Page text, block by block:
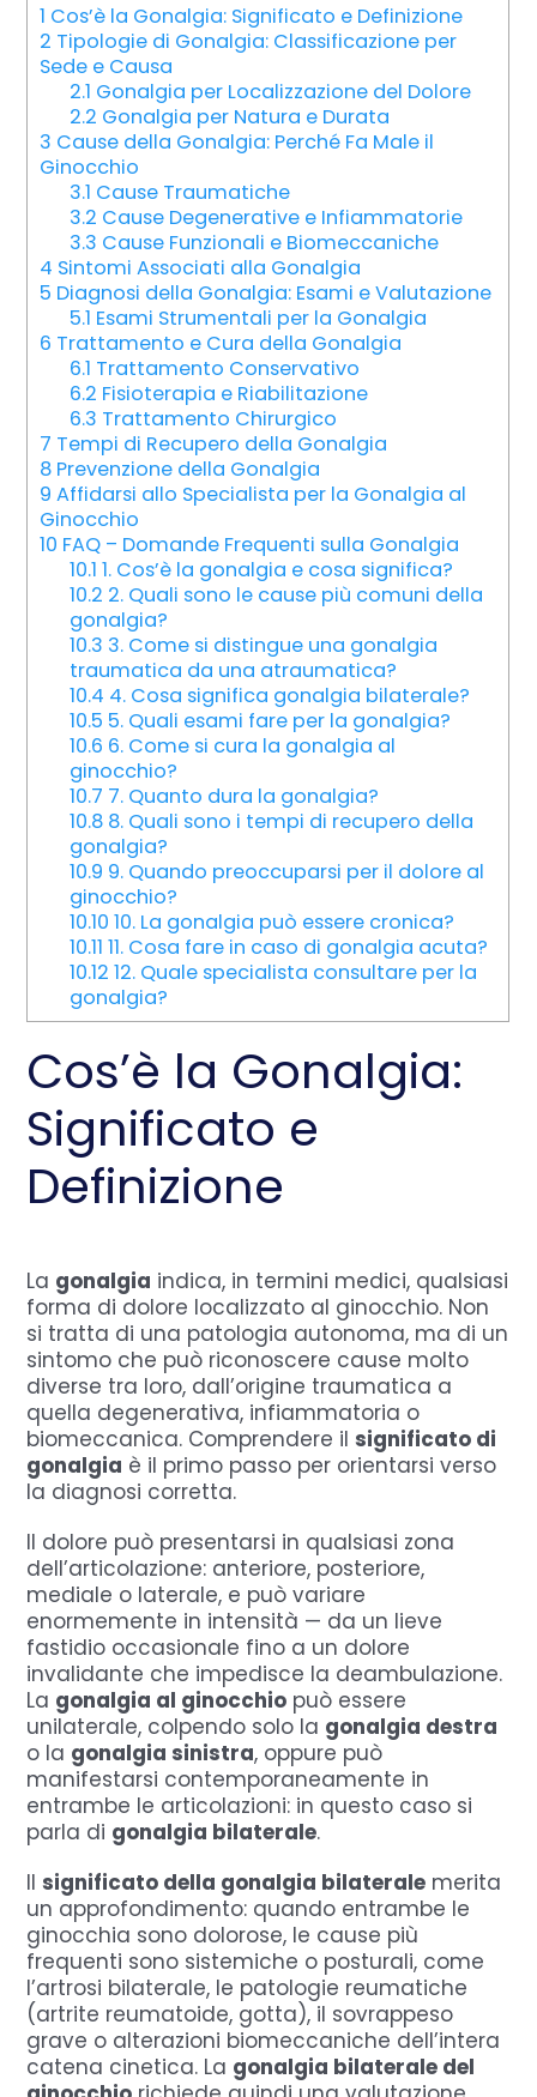
1 Cos’è la Gonalgia: Significato e Definizione
2 Tipologie di Gonalgia: Classificazione per
Sede e Causa
2.1 Gonalgia per Localizzazione del Dolore
2.2 Gonalgia per Natura e Durata
3 Cause della Gonalgia: Perché Fa Male il
Ginocchio
3.1 Cause Traumatiche
3.2 Cause Degenerative e Infiammatorie
3.3 Cause Funzionali e Biomeccaniche
4 Sintomi Associati alla Gonalgia
5 Diagnosi della Gonalgia: Esami e Valutazione
5.1 Esami Strumentali per la Gonalgia
6 Trattamento e Cura della Gonalgia
6.1 Trattamento Conservativo
6.2 Fisioterapia e Riabilitazione
6.3 Trattamento Chirurgico
7 Tempi di Recupero della Gonalgia
8 Prevenzione della Gonalgia
9 Affidarsi allo Specialista per la Gonalgia al
Ginocchio
10 FAQ – Domande Frequenti sulla Gonalgia
10.1 1. Cos’è la gonalgia e cosa significa?
10.2 2. Quali sono le cause più comuni della
gonalgia?
10.3 3. Come si distingue una gonalgia
traumatica da una atraumatica?
10.4 4. Cosa significa gonalgia bilaterale?
10.5 5. Quali esami fare per la gonalgia?
10.6 6. Come si cura la gonalgia al
ginocchio?
10.7 7. Quanto dura la gonalgia?
10.88. Quali sono i tempi di recupero della
gonalgia?
10.9 9. Quando preoccuparsi per il dolore al
ginocchio?
10.10 10. La gonalgia può essere cronica?
10.11 11. Cosa fare in caso di gonalgia acuta?
10.12 12. Quale specialista consultare per la
gonalgia?
Cos’è la Gonalgia:
Significato e
Definizione
La gonalgia indica, in termini medici, qualsiasi
forma di dolore localizzato al ginocchio. Non
si tratta di una patologia autonoma, ma di un
sintomo che può riconoscere cause molto
diverse tra loro, dall’origine traumatica a
quella degenerativa, infiammatoria o
biomeccanica. Comprendere ilsignificato di
gonalgia è il primo passo per orientarsi verso
la diagnosi corretta.
Il dolore può presentarsi in qualsiasi zona
dell’articolazione: anteriore, posteriore,
mediale o laterale, e può variare
enormemente in intensità — da un lieve
fastidio occasionale fino a un dolore
invalidante che impedisce la deambulazione.
La gonalgia al ginocchio può essere
unilaterale, colpendo solo la gonalgia destra
o la gonalgia sinistra, oppure può
manifestarsi contemporaneamente in
entrambe le articolazioni: in questo caso si
parla di gonalgia bilaterale.
Ilsignificato della gonalgia bilaterale merita
un approfondimento: quando entrambe le
ginocchia sono dolorose, le cause più
frequenti sono sistemiche o posturali, come
l’artrosi bilaterale, le patologie reumatiche
(artrite reumatoide, gotta), il sovrappeso
grave o alterazioni biomeccaniche dell’intera
catena cinetica. La gonalgia bilaterale del